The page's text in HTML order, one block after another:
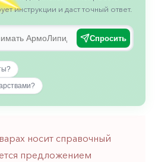
инструкции и даст точный ответ.
Спросить
носит справочный
предложением